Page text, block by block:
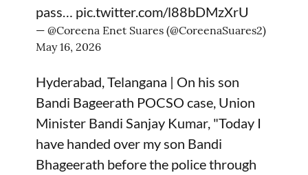
pass… pic.twitter.com/l88bDMzXrU
— @Coreena Enet Suares (@CoreenaSuares2)
May 16, 2026
Hyderabad, Telangana | On his son
Bandi Bageerath POCSO case, Union
Minister Bandi Sanjay Kumar, "Today I
have handed over my son Bandi
Bhageerath before the police through